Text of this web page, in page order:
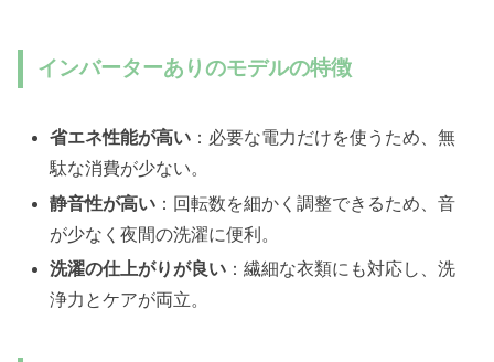
インバーターありのモデルの特徴
省エネ性能が高い ：必要な電力だけを使うため、無
駄な消費が少ない。
静音性が高い ：回転数を細かく調整できるため、音
が少なく夜間の洗濯に便利。
洗濯の仕上がりが良い ：繊細な衣類にも対応し、洗
浄力とケアが両立。